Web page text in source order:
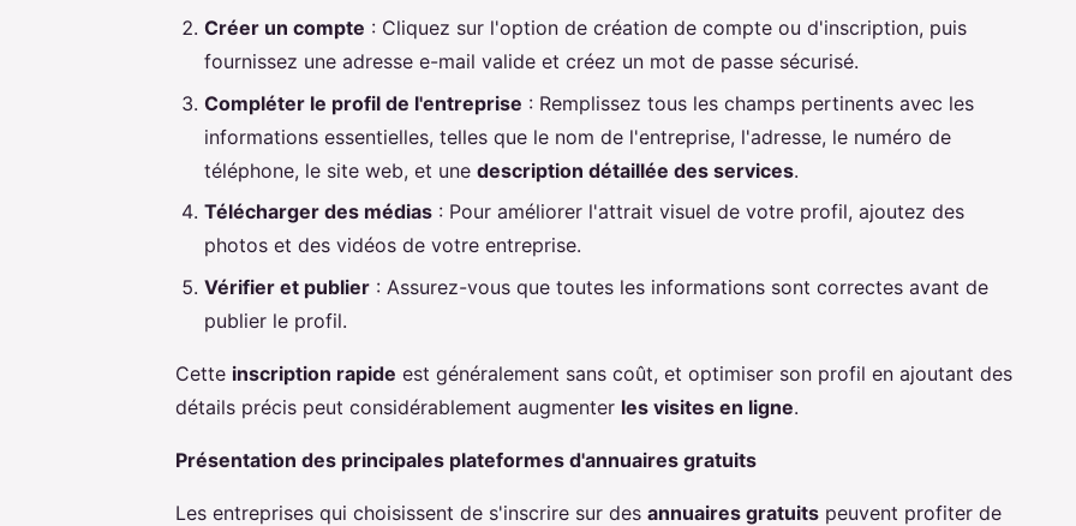
Créer un compte : Cliquez sur l'option de création de compte ou d'inscription, puis
fournissez une adresse e-mail valide et créez un mot de passe sécurisé.
Compléter le profil de l'entreprise : Remplissez tous les champs pertinents avec les
informations essentielles, telles que le nom de l'entreprise, l'adresse, le numéro de
téléphone, le site web, et une description détaillée des services.
Télécharger des médias : Pour améliorer l'attrait visuel de votre profil, ajoutez des
photos et des vidéos de votre entreprise.
Vérifier et publier : Assurez-vous que toutes les informations sont correctes avant de
publier le profil.
Cette inscription rapide est généralement sans coût, et optimiser son profil en ajoutant des
détails précis peut considérablement augmenter les visites en ligne.
Présentation des principales plateformes d'annuaires gratuits
Les entreprises qui choisissent de s'inscrire sur des annuaires gratuits peuvent profiter de